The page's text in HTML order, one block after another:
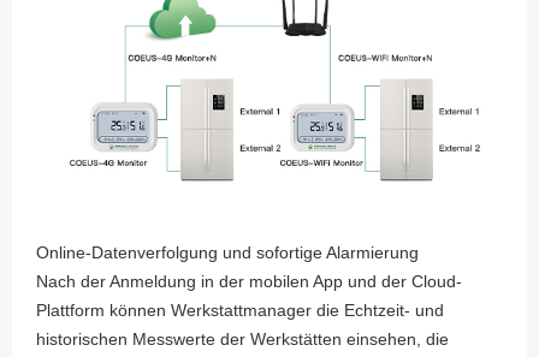
Online-Datenverfolgung und sofortige Alarmierung
Nach der Anmeldung in der mobilen App und der Cloud-
Plattform können Werkstattmanager die Echtzeit- und
historischen Messwerte der Werkstätten einsehen, die